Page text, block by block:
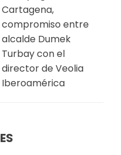
Cartagena,
compromiso entre
alcalde Dumek
Turbay con el
director de Veolia
Iberoamérica